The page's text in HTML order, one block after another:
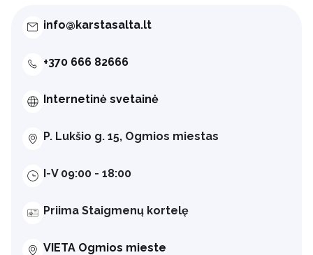
info@karstasalta.lt
+370 666 82666
Internetinė svetainė
P. Lukšio g. 15, Ogmios miestas
I-V 09:00 - 18:00
Priima Staigmenų kortelę
VIETA Ogmios mieste